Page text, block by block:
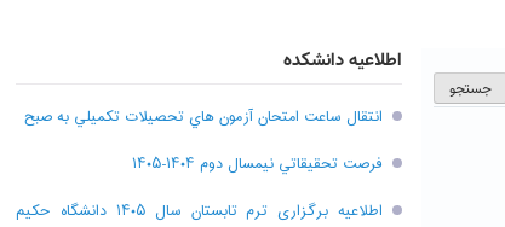
اطلاعیه دانشکده
انتقال ساعت امتحان آزمون هاي تحصيلات تکميلي به صبح
فرصت تحقيقاتي نیمسال دوم ۱۴۰۴-۱۴۰۵
اطلاعیه برگزاری ترم تابستان سال ۱۴۰۵ دانشگاه حکیم